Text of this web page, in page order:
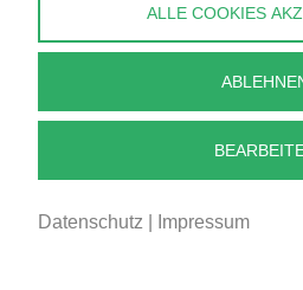
info@perlenpresse.de
Vertrag widerrufen
ALLE COOKIES
Datenschutz Impressum